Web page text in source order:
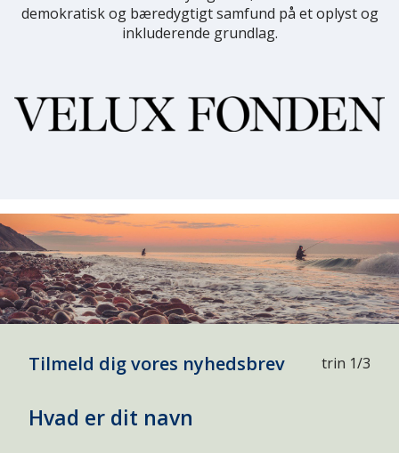
demokratisk og bæredygtigt samfund på et oplyst og
inkluderende grundlag.
Tilmeld dig vores nyhedsbrev trin 1/3
Hvad er dit navn